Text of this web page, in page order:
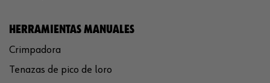
HERRAMIENTAS MANUALES
Crimpadora
Tenazas de pico de loro